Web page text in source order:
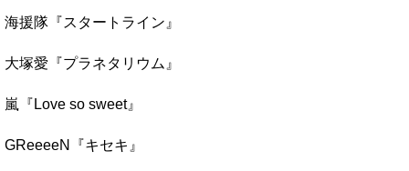
海援隊『スタートライン』
大塚愛『プラネタリウム』
嵐『Love so sweet』
GReeeeN『キセキ』